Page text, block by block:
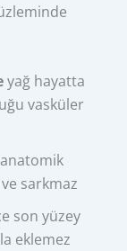
yağ hayatta
vasküler
sarkmaz
son yüzey
eklemez